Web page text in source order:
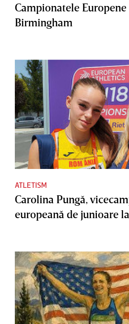
Campionatele
Birmingham
ATLETISM
Carolina Pungă,
europeană de junioare